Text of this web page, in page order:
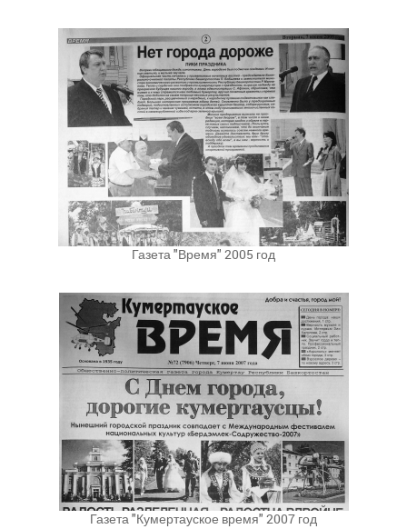
Газета "Время" 2005 год
Газета "Кумертауское время" 2007 год